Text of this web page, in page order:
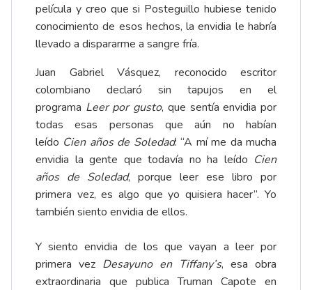
película y creo que si Posteguillo hubiese tenido
conocimiento de esos hechos, la envidia le habría
llevado a dispararme a sangre fría.
Juan Gabriel Vásquez, reconocido escritor
colombiano declaró sin tapujos en el
programa Leer por gusto, que sentía envidia por
todas esas personas que aún no habían
leído Cien años de Soledad: “A mí me da mucha
envidia la gente que todavía no ha leído Cien
años de Soledad, porque leer ese libro por
primera vez, es algo que yo quisiera hacer”. Yo
también siento envidia de ellos.
Y siento envidia de los que vayan a leer por
primera vez Desayuno en Tiffany’s, esa obra
extraordinaria que publica Truman Capote en